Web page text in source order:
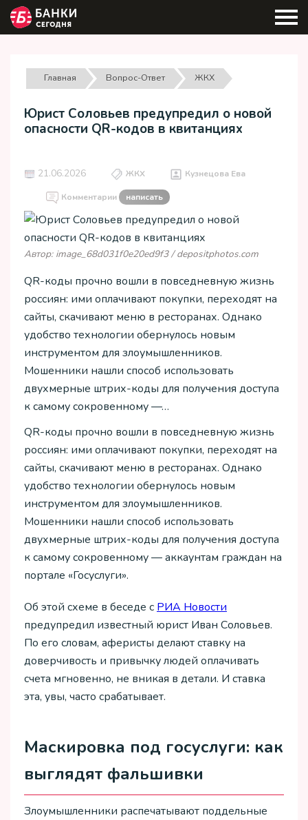
Главная Вопрос-Ответ ЖКХ
Юрист Соловьев предупредил о новой
опасности QR-кодов в квитанциях
21.06.2026 ЖКХ Кузнецова Ева
Комментарии написать
Автор: image_68d031f0e20ed9f3 / depositphotos.com
QR-коды прочно вошли в повседневную жизнь
россиян: ими оплачивают покупки, переходят на
сайты, скачивают меню в ресторанах. Однако
удобство технологии обернулось новым
инструментом для злоумышленников.
Мошенники нашли способ использовать
двухмерные штрих-коды для получения доступа
к самому сокровенному —…
QR-коды прочно вошли в повседневную жизнь
россиян: ими оплачивают покупки, переходят на
сайты, скачивают меню в ресторанах. Однако
удобство технологии обернулось новым
инструментом для злоумышленников.
Мошенники нашли способ использовать
двухмерные штрих-коды для получения доступа
к самому сокровенному — аккаунтам граждан на
портале «Госуслуги».
Об этой схеме в беседе с РИА Новости
предупредил известный юрист Иван Соловьев.
По его словам, аферисты делают ставку на
доверчивость и привычку людей оплачивать
счета мгновенно, не вникая в детали. И ставка
эта, увы, часто срабатывает.
Маскировка под госуслуги: как
выглядят фальшивки
Злоумышленники распечатывают поддельные